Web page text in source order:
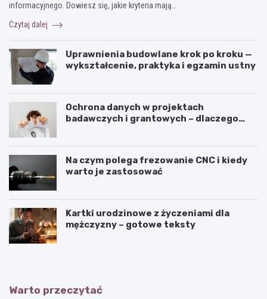
informacyjnego. Dowiesz się, jakie kryteria mają…
Czytaj dalej
Uprawnienia budowlane krok po kroku —
wykształcenie, praktyka i egzamin ustny
Ochrona danych w projektach
badawczych i grantowych – dlaczego
Na czym polega frezowanie CNC i kiedy
warto je zastosować
Kartki urodzinowe z życzeniami dla
mężczyzny – gotowe teksty
Warto przeczytać